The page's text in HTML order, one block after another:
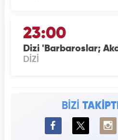
23:00
Dizi 'Barbaroslar;
DİZİ
BİZİ